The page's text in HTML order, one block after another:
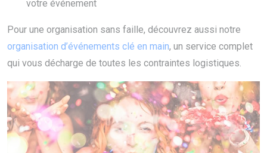
votre événement
Pour une organisation sans faille, découvrez aussi notre
organisation d’événements clé en main, un service complet
qui vous décharge de toutes les contraintes logistiques.